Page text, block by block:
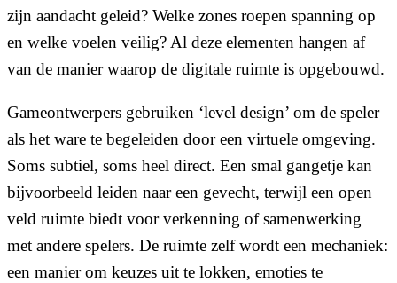
zijn aandacht geleid? Welke zones roepen spanning op
en welke voelen veilig? Al deze elementen hangen af
van de manier waarop de digitale ruimte is opgebouwd.
Gameontwerpers gebruiken ‘level design’ om de speler
als het ware te begeleiden door een virtuele omgeving.
Soms subtiel, soms heel direct. Een smal gangetje kan
bijvoorbeeld leiden naar een gevecht, terwijl een open
veld ruimte biedt voor verkenning of samenwerking
met andere spelers. De ruimte zelf wordt een mechaniek:
een manier om keuzes uit te lokken, emoties te